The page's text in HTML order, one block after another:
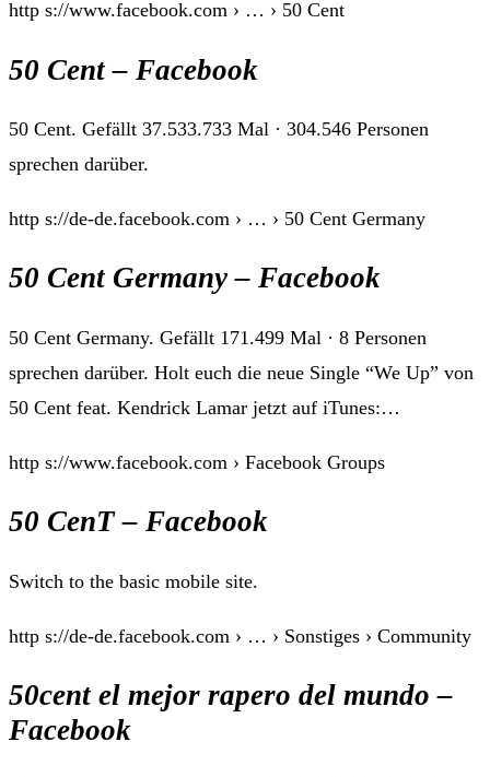
http s://www.facebook.com › … › 50 Cent
50 Cent – Facebook
50 Cent. Gefällt 37.533.733 Mal · 304.546 Personen
sprechen darüber.
http s://de-de.facebook.com › … › 50 Cent Germany
50 Cent Germany – Facebook
50 Cent Germany. Gefällt 171.499 Mal · 8 Personen
sprechen darüber. Holt euch die neue Single “We Up” von
50 Cent feat. Kendrick Lamar jetzt auf iTunes:…
http s://www.facebook.com › Facebook Groups
50 CenT – Facebook
Switch to the basic mobile site.
http s://de-de.facebook.com › … › Sonstiges › Community
50cent el mejor rapero del mundo –
Facebook